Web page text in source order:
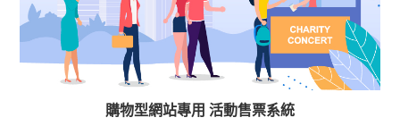
購物型網站專用 活動售票系統